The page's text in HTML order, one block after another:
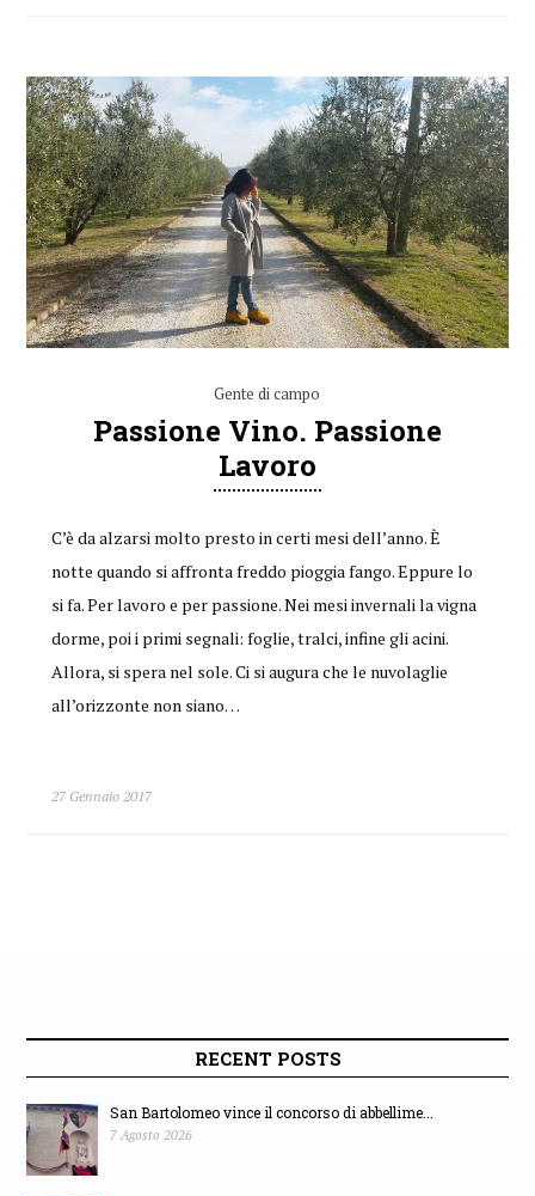
Gente di campo
Passione Vino. Passione
Lavoro
C’è da alzarsi molto presto in certi mesi dell’anno. È
notte quando si affronta freddo pioggia fango. Eppure lo
si fa. Per lavoro e per passione. Nei mesi invernali la vigna
dorme, poi i primi segnali: foglie, tralci, infine gli acini.
Allora, si spera nel sole. Ci si augura che le nuvolaglie
all’orizzonte non siano…
27 Gennaio 2017
RECENT POSTS
San Bartolomeo vince il concorso di abbellime...
7 Agosto 2026